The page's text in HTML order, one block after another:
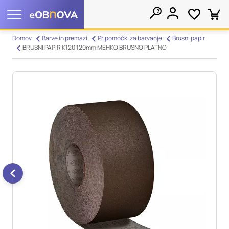
Domov Barve in premazi Pripomočki za barvanje
Brusni papir
BRUSNI PAPIR K120 120mm MEHKO BRUSNO PLATNO
Nastavitve piškotkov
piškotkov. Te informacije se lahko navezujejo na vas, vaše
nastavitve, vašo napravo ali pa skrbijo, da vaše spletno mesto
deluje v skladu z vašimi pričakovanji. Te informacije običajno
ne razkrivajo neposredno vaše identitete, vendar vam lahko
zagotovijo bolj prilagojeno spletno uporabniško izkušnjo.
Nekatere vrste piškotkov lahko zavrnete. Klikajte različna
imena kategorij, da si ogledate več informacij in spremenite
privzete nastavitve. Blokiranje določenih vrst piškotkov vpliva
na vašo uporabo tega spletnega mesta in naše storitve.